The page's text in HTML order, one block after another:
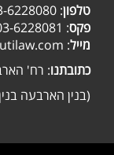
טלפון:
6228080
פקס: 03-6228081
מייל: info@toutilaw.com
כתובתנו: רח' הארבעה 28,
(בנין הארבעה בנין